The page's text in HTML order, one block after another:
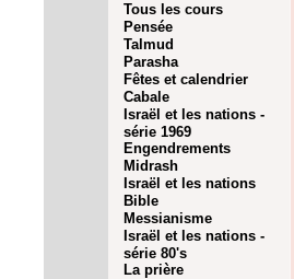
Tous les cours
Pensée
Talmud
Parasha
Fêtes et calendrier
Cabale
Israël et les nations -
série 1969
Engendrements
Midrash
Israël et les nations
Bible
Messianisme
Israël et les nations -
série 80's
La prière